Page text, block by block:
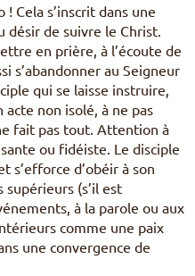
! Cela s’inscrit dans une
de suivre le Christ.
en prière, à l’écoute de
s’abandonner au Seigneur
qui se laisse instruire,
non isolé, à ne pas
fait pas tout. Attention à
ou fidéiste. Le disciple
s’efforce d’obéir à son
(s’il est
à la parole ou aux
comme une paix
une convergence de